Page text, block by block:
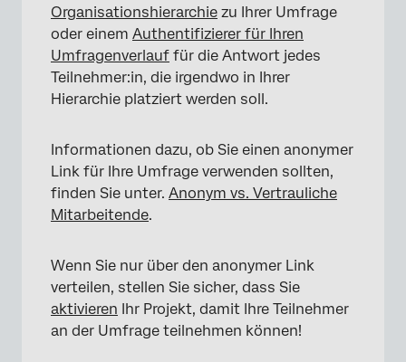
Organisationshierarchie zu Ihrer Umfrage
oder einem Authentifizierer für Ihren
Umfragenverlauf für die Antwort jedes
Teilnehmer:in, die irgendwo in Ihrer
Hierarchie platziert werden soll.
Informationen dazu, ob Sie einen anonymer
Link für Ihre Umfrage verwenden sollten,
finden Sie unter. Anonym vs. Vertrauliche
Mitarbeitende.
Wenn Sie nur über den anonymer Link
verteilen, stellen Sie sicher, dass Sie
aktivieren Ihr Projekt, damit Ihre Teilnehmer
an der Umfrage teilnehmen können!